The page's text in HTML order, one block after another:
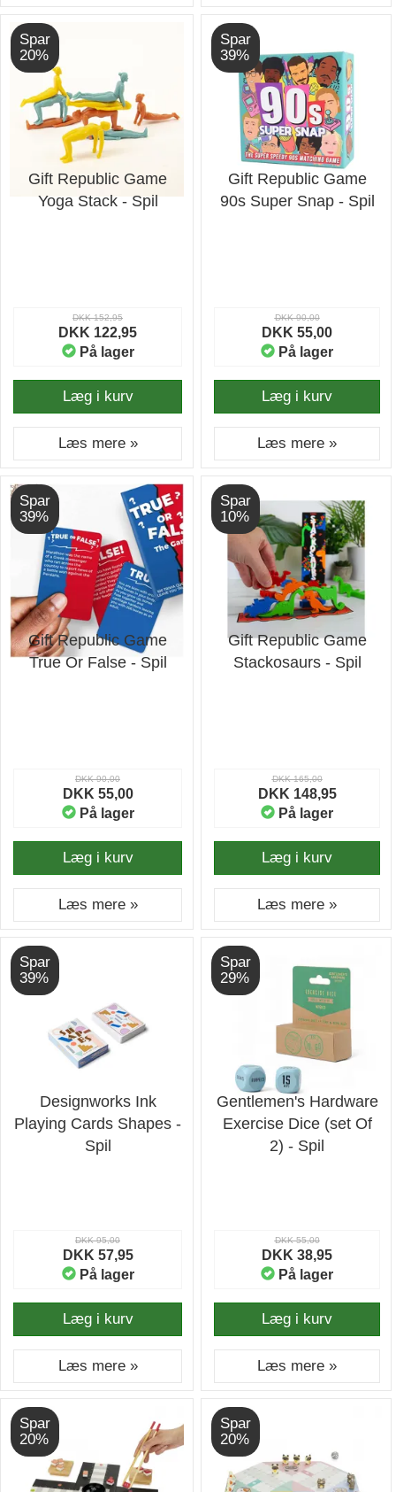
Spar
20%
Gift Republic Game
Yoga Stack - Spil
DKK 152,95
DKK 122,95
På lager
Læg i kurv
Læs mere »
Spar
39%
Gift Republic Game
90s Super Snap - Spil
DKK 90,00
DKK 55,00
På lager
Læg i kurv
Læs mere »
Spar
39%
Gift Republic Game
True Or False - Spil
DKK 90,00
DKK 55,00
På lager
Læg i kurv
Læs mere »
Spar
10%
Gift Republic Game
Stackosaurs - Spil
DKK 165,00
DKK 148,95
På lager
Læg i kurv
Læs mere »
Spar
39%
Designworks Ink
Playing Cards Shapes -
Spil
DKK 95,00
DKK 57,95
På lager
Læg i kurv
Læs mere »
Spar
29%
Gentlemen's Hardware
Exercise Dice (set Of
2) - Spil
DKK 55,00
DKK 38,95
På lager
Læg i kurv
Læs mere »
Spar
20%
Spar
20%